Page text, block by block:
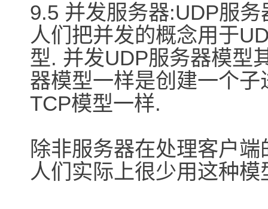
9.5 并发服务器:UDP服务
人们把并发的概念用于
型. 并发UDP服务器模型
器模型一样是创建一个
TCP模型一样.
除非服务器在处理客户
人们实际上很少用这种模